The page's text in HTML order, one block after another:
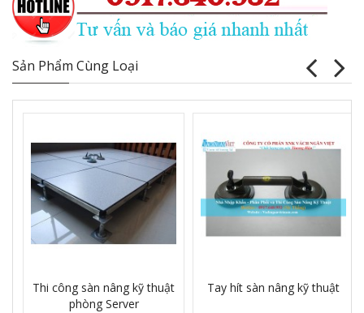
Sản Phẩm Cùng Loại
Thi công sàn nâng kỹ thuật
phòng Server
Tay hít sàn nâng kỹ thuật